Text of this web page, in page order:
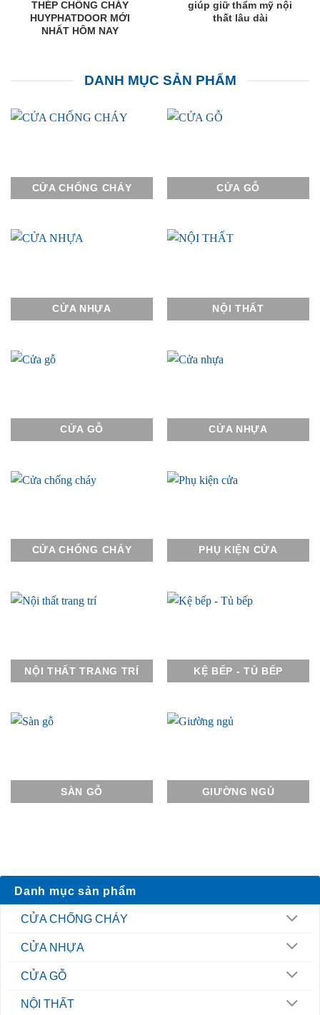
THÉP CHỐNG CHÁY
HUYPHATDOOR MỚI
NHẤT HÔM NAY
giúp giữ thẩm mỹ nội
thất lâu dài
DANH MỤC SẢN PHẨM
CỬA CHỐNG CHÁY CỬA GỖ
CỬA NHỰA NỘI THẤT
CỬA GỖ CỬA NHỰA
CỬA CHỐNG CHÁY PHỤ KIỆN CỬA
NỘI THẤT TRANG TRÍ KỆ BẾP - TỦ BẾP
SÀN GỖ GIƯỜNG NGỦ
Danh mục sản phẩm
CỬA CHỐNG CHÁY
CỬA NHỰA
CỬA GỖ
NỘI THẤT